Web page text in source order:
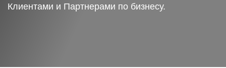
Клиентами и Партнерами по бизнесу.